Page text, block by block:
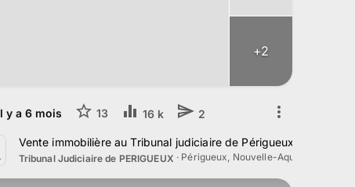
Mars 2026
+2
y a 6 mois 13 16 k 2
Vente immobilière au Tribunal judiciaire de Périgueux le 3
Tribunal Judiciaire de PERIGUEUX · Périgueux, Nouvelle-Aquitaine